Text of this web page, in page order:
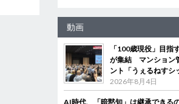
動画
「100歳現役」目指
が集結 マンション
ント「うぇるねすシ
2026年8月4日
AI時代、「暗黙知」は継承でき